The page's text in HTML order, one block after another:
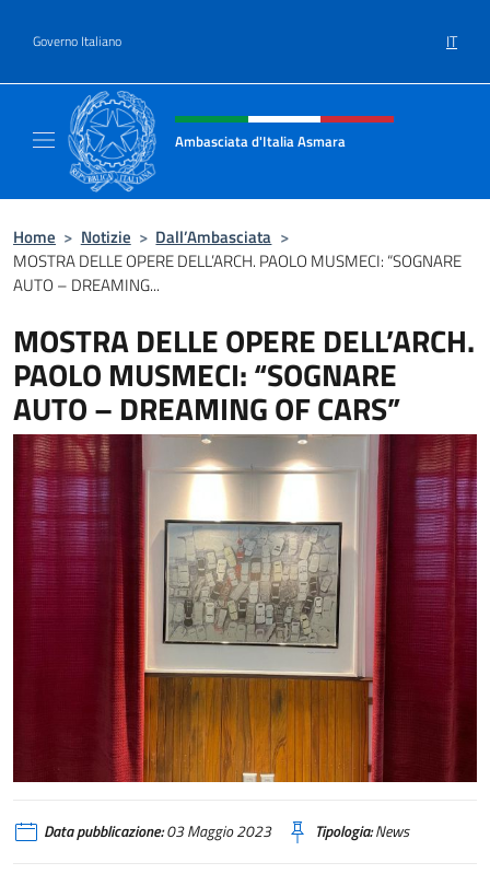
Governo Italiano IT
Intestazione sito, social e menù
Ambasciata d'Italia Asmara
Home > Notizie > Dall’Ambasciata >
MOSTRA DELLE OPERE DELL’ARCH. PAOLO MUSMECI: “SOGNARE
AUTO – DREAMING...
MOSTRA DELLE OPERE DELL’ARCH.
PAOLO MUSMECI: “SOGNARE
AUTO – DREAMING OF CARS”
Data pubblicazione:03 Maggio 2023 Tipologia:News